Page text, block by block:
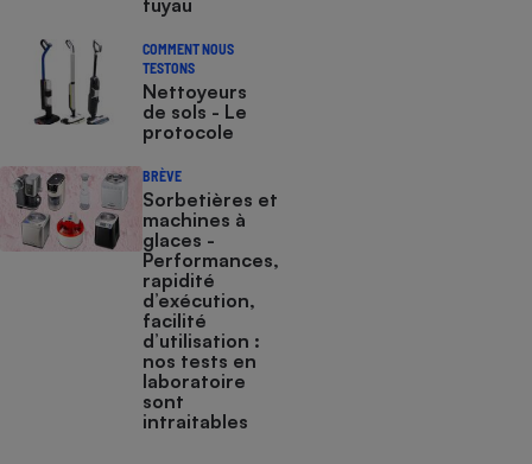
COMMENT NOUS
TESTONS
Nettoyeurs
de sols - Le
protocole
BRÈVE
Sorbetières et
machines à
glaces​​​​​​ -
Performances,
rapidité
d’exécution,
facilité
d’utilisation :
nos tests en
laboratoire
sont
intraitables